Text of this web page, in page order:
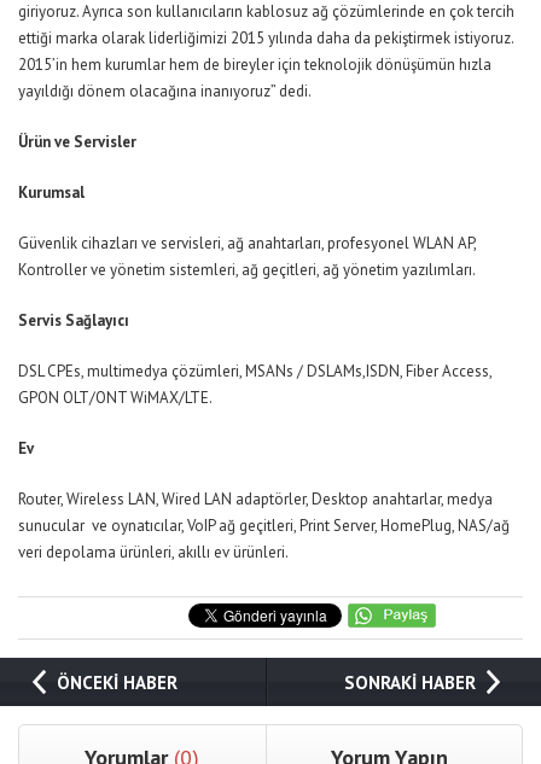
giriyoruz. Ayrıca son kullanıcıların kablosuz ağ çözümlerinde en çok tercih
ettiği marka olarak liderliğimizi 2015 yılında daha da pekiştirmek istiyoruz.
2015’in hem kurumlar hem de bireyler için teknolojik dönüşümün hızla
yayıldığı dönem olacağına inanıyoruz” dedi.
Ürün ve Servisler
Kurumsal
Güvenlik cihazları ve servisleri, ağ anahtarları, profesyonel WLAN AP,
Kontroller ve yönetim sistemleri, ağ geçitleri, ağ yönetim yazılımları.
Servis Sağlayıcı
DSL CPEs, multimedya çözümleri, MSANs / DSLAMs,ISDN, Fiber Access,
GPON OLT/ONT WiMAX/LTE.
Ev
Router, Wireless LAN, Wired LAN adaptörler, Desktop anahtarlar, medya
sunucular ve oynatıcılar, VoIP ağ geçitleri, Print Server, HomePlug, NAS/ağ
veri depolama ürünleri, akıllı ev ürünleri.
ÖNCEKİ HABER SONRAKİ HABER
Yorumlar (0) Yorum Yapın